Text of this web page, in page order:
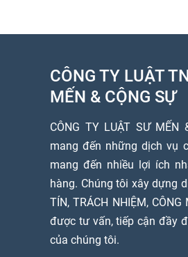
CÔNG TY LUẬT
MẾN & CỘNG SỰ
CÔNG TY LUẬT SƯ
mang đến những dịch vụ
mang đến nhiều lợi ích
hàng. Chúng tôi xây dựng
TÍN, TRÁCH NHIỆM,
được tư vấn, tiếp cận đầy
của chúng tôi.